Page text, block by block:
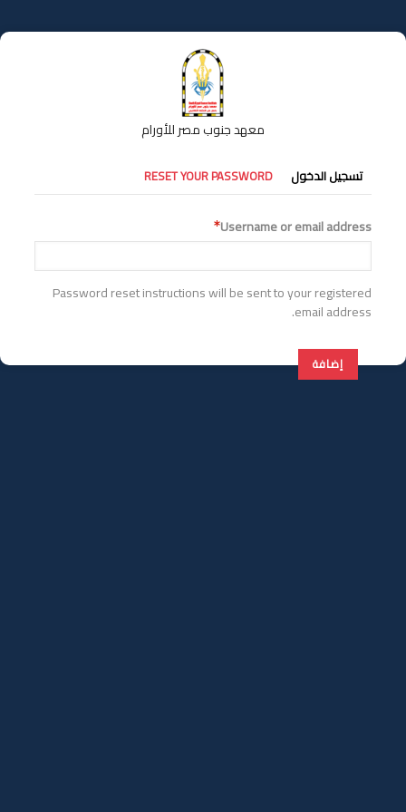
إلى
المحتوى
معهد جنوب مصر للأورام
التبويبات
الأساسية
تسجيل الدخول RESET YOUR PASSWORD
Username or email address
Password reset instructions will be sent to your registered
email address.